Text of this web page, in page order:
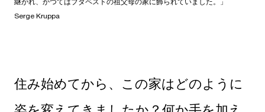
Serge Kruppa
住み始めてから、この家はどのように